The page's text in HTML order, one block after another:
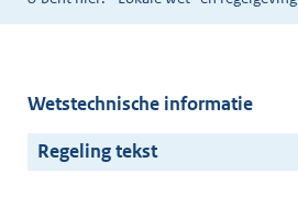
Wetstechnische informatie
Regeling tekst